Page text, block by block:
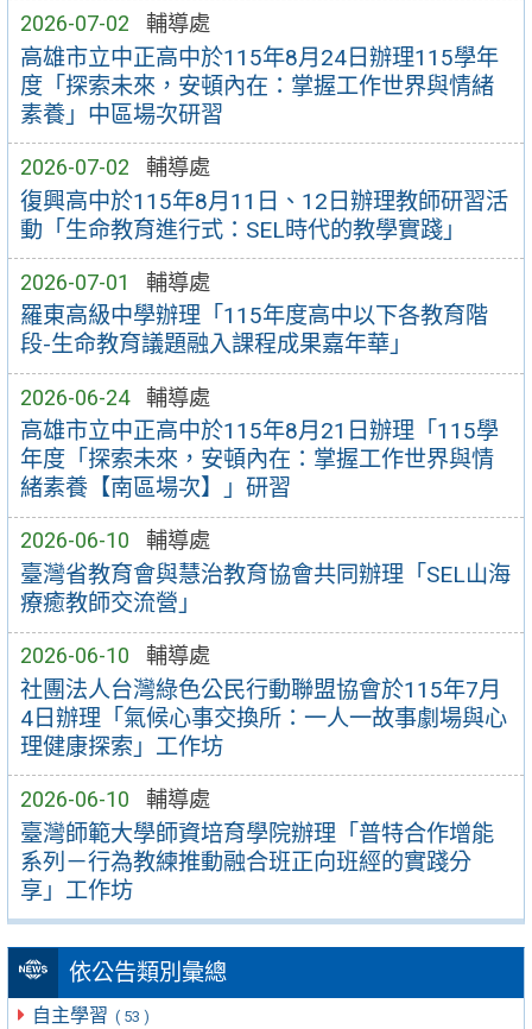
2026-07-02 輔導處
高雄市立中正高中於115年8月24日辦理115學年
度「探索未來，安頓內在：掌握工作世界與情緒
素養」中區場次研習
2026-07-02 輔導處
復興高中於115年8月11日、12日辦理教師研習活
動「生命教育進行式：SEL時代的教學實踐」
2026-07-01 輔導處
羅東高級中學辦理「115年度高中以下各教育階
段-生命教育議題融入課程成果嘉年華」
2026-06-24 輔導處
高雄市立中正高中於115年8月21日辦理「115學
年度「探索未來，安頓內在：掌握工作世界與情
緒素養【南區場次】」研習
2026-06-10 輔導處
臺灣省教育會與慧治教育協會共同辦理「SEL山海
療癒教師交流營」
2026-06-10 輔導處
社團法人台灣綠色公民行動聯盟協會於115年7月
4日辦理「氣候心事交換所：一人一故事劇場與心
理健康探索」工作坊
2026-06-10 輔導處
臺灣師範大學師資培育學院辦理「普特合作增能
系列－行為教練推動融合班正向班經的實踐分
享」工作坊
依公告類別彙總
自主學習 ( 53 )